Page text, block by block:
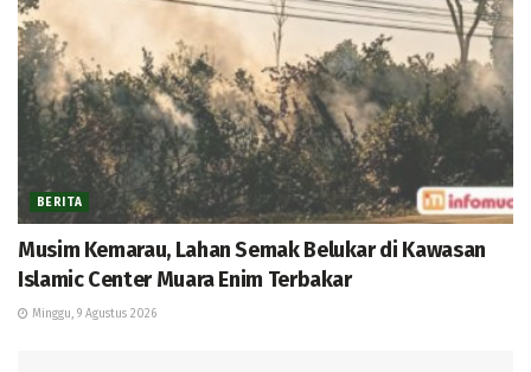
BERITA
Musim Kemarau, Lahan Semak Belukar di Kawasan
Islamic Center Muara Enim Terbakar
Minggu, 9 Agustus 2026